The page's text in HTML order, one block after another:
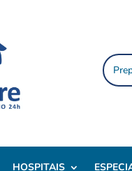
HOSPITAIS